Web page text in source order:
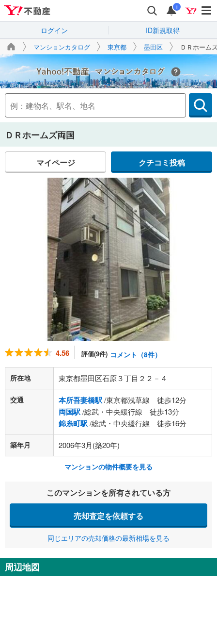
i
ログイン ID新規取得
マンションカタログ 東京都 墨田区 ＤＲホーム
Yahoo!不動産
ＤＲホームズ両国
マイページ クチコミ投稿
4.56 評価(9件) コメント（8件）
所在地 東京都墨田区石原３丁目２２－４
交通 本所吾妻橋駅/東京都浅草線 徒歩12分
両国駅/総武・中央緩行線 徒歩13分
錦糸町駅/総武・中央緩行線 徒歩16分
築年月 2006年3月(築20年)
マンションの物件概要を見る
このマンションを所有されている方
売却査定を依頼する
同じエリアの売却価格の最新相場を見る
周辺地図